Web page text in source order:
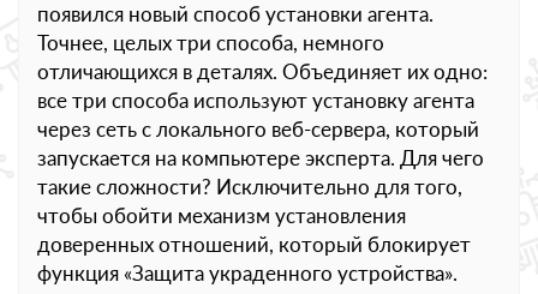
появился новый способ установки агента.
Точнее, целых три способа, немного
отличающихся в деталях. Объединяет их одно:
все три способа используют установку агента
через сеть с локального веб-сервера, который
запускается на компьютере эксперта. Для чего
такие сложности? Исключительно для того,
чтобы обойти механизм установления
доверенных отношений, который блокирует
функция «Защита украденного устройства».